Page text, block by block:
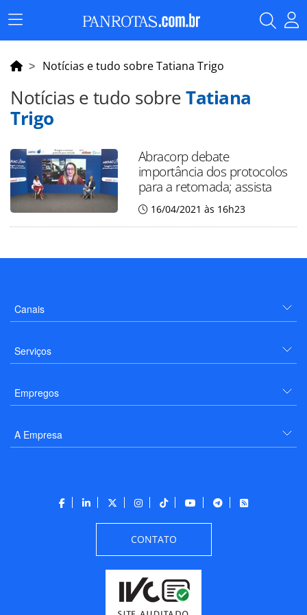
Menu
Principal
Notícias e tudo sobre Tatiana Trigo
Notícias e tudo sobreTatiana
Trigo
Abracorp debate
importância dos protocolos
para a retomada; assista
16/04/2021 às 16h23
Canais
Serviços
Empregos
A Empresa
CONTATO